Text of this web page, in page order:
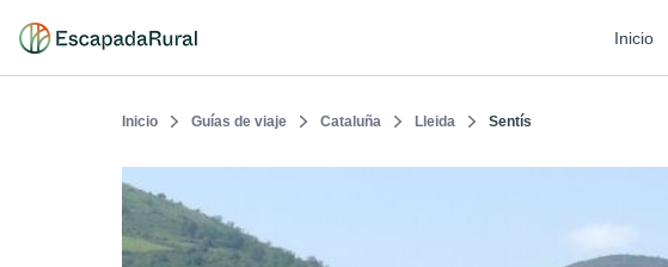
Inicio
Inicio Guías de viaje Cataluña Lleida Sentís